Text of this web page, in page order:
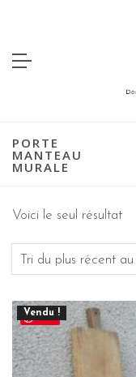
PORTE
MANTEAU
MURALE
Voici le seul résultat
Save
Vendu !